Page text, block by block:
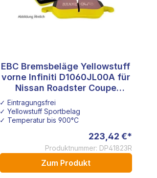
EBC Bremsbeläge Yellowstuff
vorne Infiniti D1060JL00A für
Nissan Roadster Coupe
✓ Eintragungsfrei
✓ Yellowstuff Sportbelag
✓ Temperatur bis 900°C
223,42 €*
Produktnummer: DP41823R
Zum Produkt